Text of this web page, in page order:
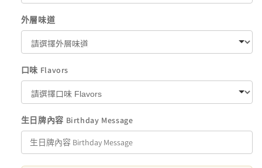
外層味道
口味 Flavors
生日牌內容 Birthday Message